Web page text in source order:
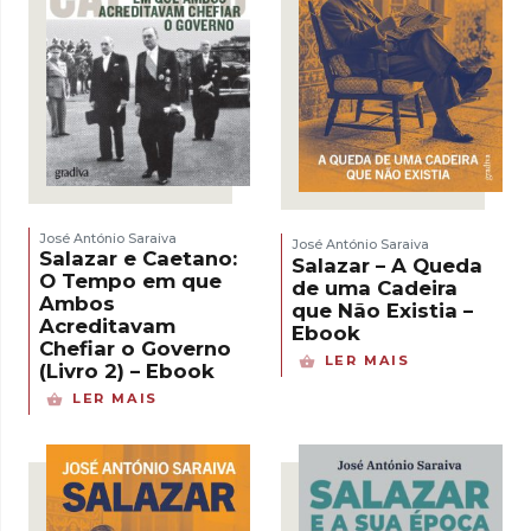
José António Saraiva
Salazar e Caetano:
O Tempo em que
Ambos
Acreditavam
Chefiar o Governo
(Livro 2) – Ebook
LER MAIS
José António Saraiva
Salazar – A Queda
de uma Cadeira
que Não Existia –
Ebook
LER MAIS